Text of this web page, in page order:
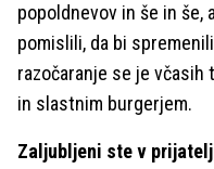
popoldnevov in še in še,
pomislili, da bi
razočaranje se je včasih
in slastnim burgerjem.
Zaljubljeni ste v